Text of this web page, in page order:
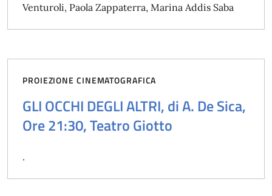
Venturoli, Paola Zappaterra, Marina Addis Saba
PROIEZIONE CINEMATOGRAFICA
GLI OCCHI DEGLI ALTRI, di A. De Sica,
Ore 21:30, Teatro Giotto
.